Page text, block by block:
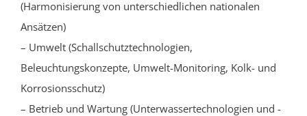
(Harmonisierung von unterschiedlichen nationalen
Ansätzen)
– Umwelt (Schallschutztechnologien,
Beleuchtungskonzepte, Umwelt-Monitoring, Kolk- und
Korrosionsschutz)
– Betrieb und Wartung (Unterwassertechnologien und -